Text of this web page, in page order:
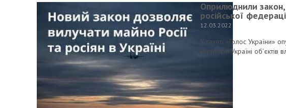
Оприлюднили
російської
12.03.2022
У газеті «Голос України»
території Україні об’єктів